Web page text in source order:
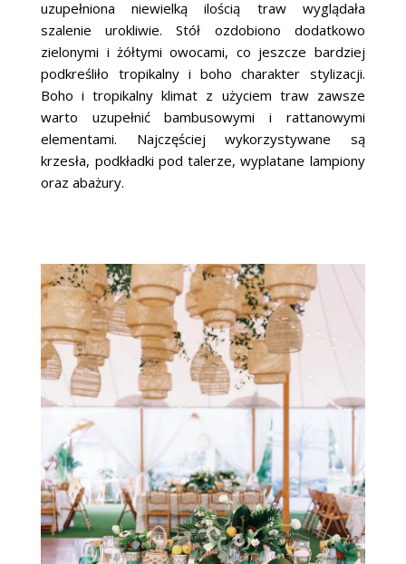
uzupełniona niewielką ilością traw wyglądała
szalenie urokliwie. Stół ozdobiono dodatkowo
zielonymi i żółtymi owocami, co jeszcze bardziej
podkreśliło tropikalny i boho charakter stylizacji.
Boho i tropikalny klimat z użyciem traw zawsze
warto uzupełnić bambusowymi i rattanowymi
elementami. Najczęściej wykorzystywane są
krzesła, podkładki pod talerze, wyplatane lampiony
oraz abażury.